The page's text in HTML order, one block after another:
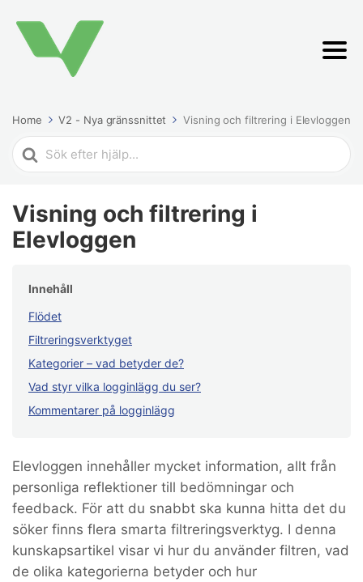
Home V2 - Nya gränssnittet Visning och filtrering i Elevloggen
Search
For
Visning och filtrering i
Elevloggen
Innehåll
Flödet
Filtreringsverktyget
Kategorier – vad betyder de?
Vad styr vilka logginlägg du ser?
Kommentarer på logginlägg
Elevloggen innehåller mycket information, allt från
personliga reflektioner till bedömningar och
feedback. För att du snabbt ska kunna hitta det du
söker finns flera smarta filtreringsverktyg. I denna
kunskapsartikel visar vi hur du använder filtren, vad
de olika kategorierna betyder och hur